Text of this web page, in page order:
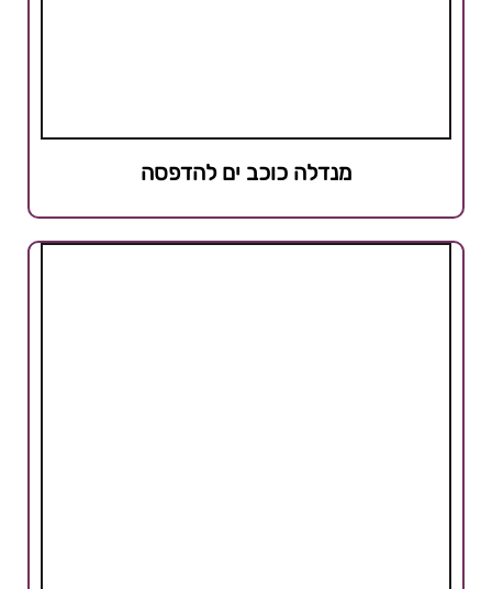
מנדלה כוכב ים להדפסה